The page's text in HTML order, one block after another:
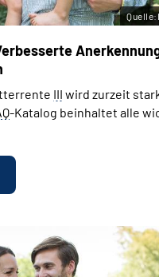
III wird zurzeit
-Katalog beinhaltet alle